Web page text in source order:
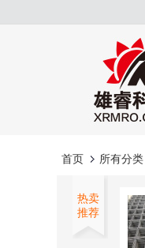
首页 所有分类
热卖
推荐